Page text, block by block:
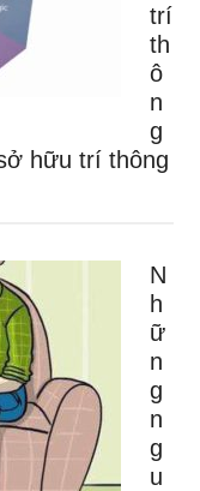
trí
th
ô
n
g
hữu trí thông
N
h
ữ
n
g
n
g
u